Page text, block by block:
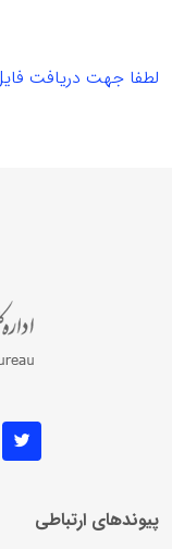
لطفا جهت دریافت
پیوندهای ارتباطی